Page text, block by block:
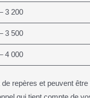
3 200
3 500
4 000
repères et peuvent